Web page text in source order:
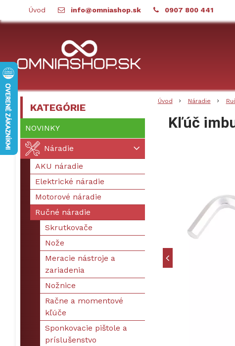
Úvod info@omniashop.sk 0907 800 441
Úvod Náradie
Kľúč
KATEGÓRIE
NOVINKY
Náradie
AKU náradie
Elektrické náradie
Motorové náradie
Ručné náradie
Skrutkovače
Nože
Meracie nástroje a
zariadenia
Nožnice
Račne a momentové
kľúče
Sponkovacie pištole a
príslušenstvo